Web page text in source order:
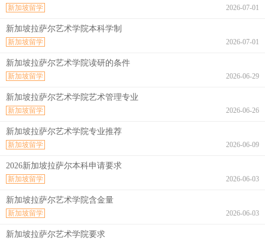
2026-07-01
新加坡留学
新加坡拉萨尔艺术学院本科学制
2026-07-01
新加坡留学
新加坡拉萨尔艺术学院读研的条件
2026-06-29
新加坡留学
新加坡拉萨尔艺术学院艺术管理专业
2026-06-26
新加坡留学
新加坡拉萨尔艺术学院专业推荐
2026-06-09
新加坡留学
2026新加坡拉萨尔本科申请要求
2026-06-03
新加坡留学
新加坡拉萨尔艺术学院含金量
2026-06-03
新加坡留学
新加坡拉萨尔艺术学院要求